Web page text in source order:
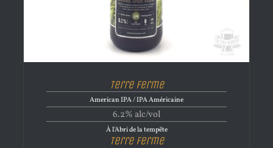
Terre Ferme
American IPA / IPA Américaine
6.2% alc/vol
À l'Abri de la tempête
Terre Ferme